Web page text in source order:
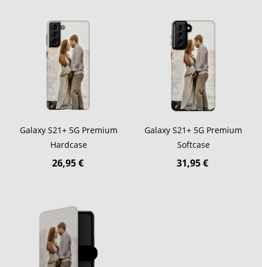
Galaxy S21+ 5G Premium
Hardcase
26,95 €
Galaxy S21+ 5G Premium
Softcase
31,95 €